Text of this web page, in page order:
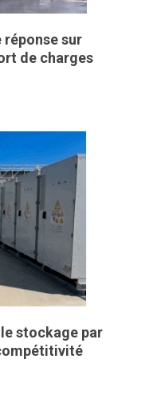
réponse sur
de charges
le stockage par